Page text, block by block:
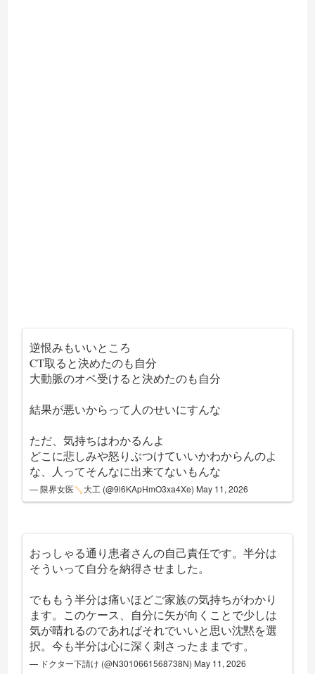
逆恨みもいいところ
CT取ると決めたのも自分
大動脈のオペ受けると決めたのも自分
結果が悪いからって人のせいにすんな
ただ、気持ちはわかるんよ
どこに悲しみや怒りぶつけていいかわからんのよ
な、人ってそんなに出来てないもんな
— 限界女医 大工 (@9l6KApHmO3xa4Xe) May 11, 2026
おっしゃる通り患者さんの自己責任です。半分は
そういって自分を納得させました。
でももう半分は痛いほどご家族の気持ちがわかり
ます。このケース、自分に矢が向くことで少しは
気が晴れるのであればそれでいいと思い沈黙を選
択。今も半分は心に深く刺さったままです。
— ドクター下請け (@N3010661568738N) May 11, 2026